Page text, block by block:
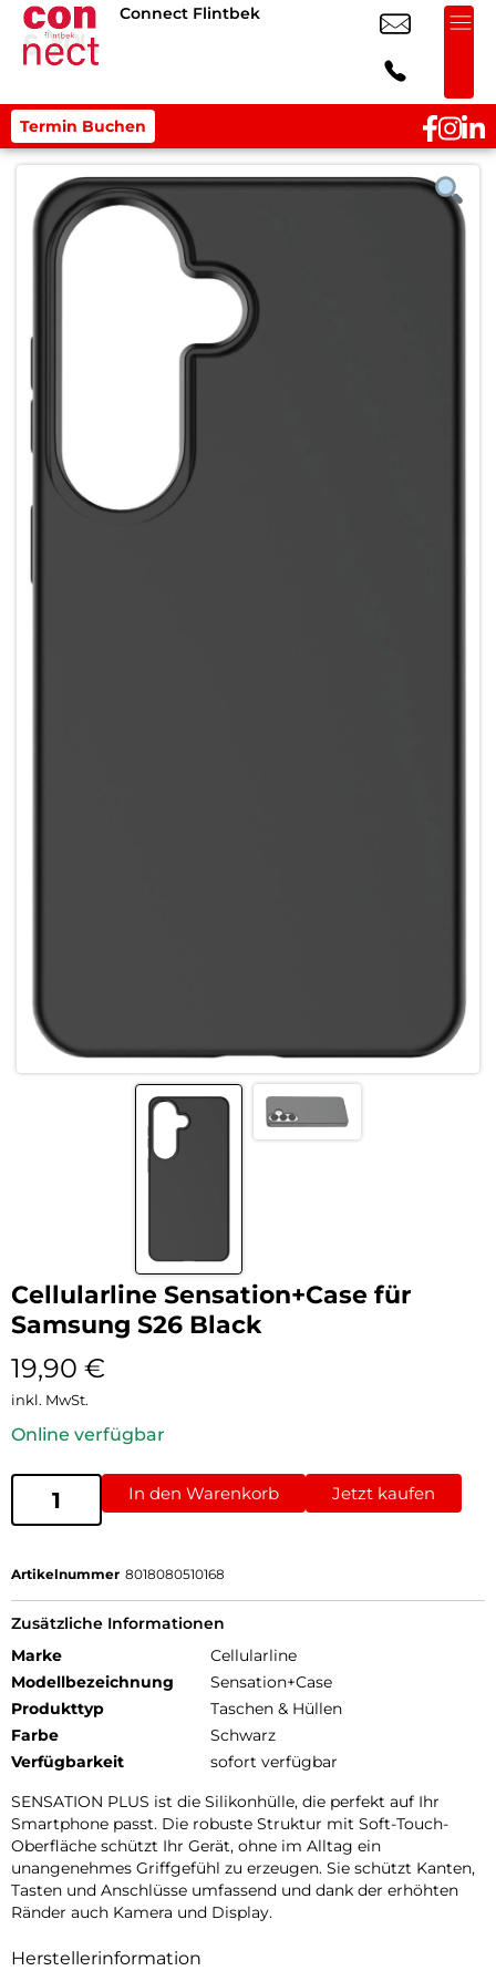
Connect Flintbek
Termin Buchen
Cellularline Sensation+Case für
Samsung S26 Black
19,90 €
inkl. MwSt.
Online verfügbar
In den Warenkorb Jetzt kaufen
Artikelnummer 8018080510168
Zusätzliche Informationen
Marke
Cellularline
Modellbezeichnung
Sensation+Case
Produkttyp
Taschen & Hüllen
Farbe
Schwarz
Verfügbarkeit
sofort verfügbar
SENSATION PLUS ist die Silikonhülle, die perfekt auf Ihr
Smartphone passt. Die robuste Struktur mit Soft-Touch-
Oberfläche schützt Ihr Gerät, ohne im Alltag ein
unangenehmes Griffgefühl zu erzeugen. Sie schützt Kanten,
Tasten und Anschlüsse umfassend und dank der erhöhten
Ränder auch Kamera und Display.
Herstellerinformation